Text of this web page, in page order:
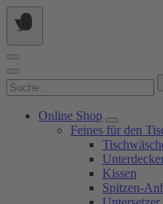
Springe
zum
Suchen
nach:
Online Shop
Feines für den
Kissen
Spitzen-